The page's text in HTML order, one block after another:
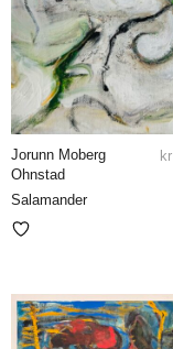
Jorunn Moberg
Ohnstad
Salamander
kr